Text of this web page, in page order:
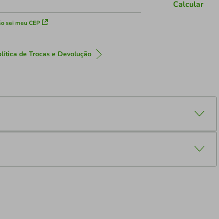
sei meu CEP
Calcular
de Trocas e Devolução